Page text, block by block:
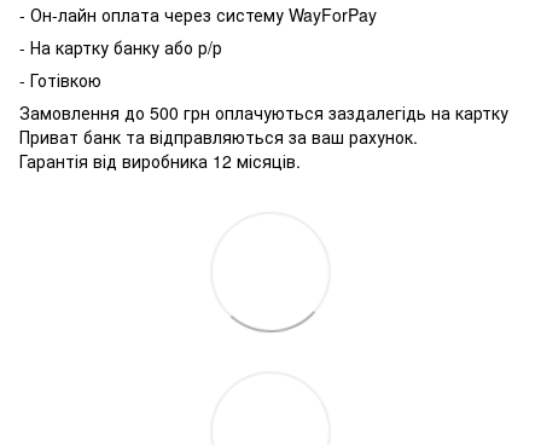
- Он-лайн оплата через систему WayForPay
- На картку банку або р/р
- Готівкою
Замовлення до 500 грн оплачуються заздалегідь на картку
Приват банк та відправляються за ваш рахунок.
Гарантія від виробника 12 місяців.